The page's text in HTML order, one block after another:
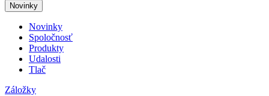
Novinky
Novinky
Spoločnosť
Produkty
Udalosti
Tlač
Záložky